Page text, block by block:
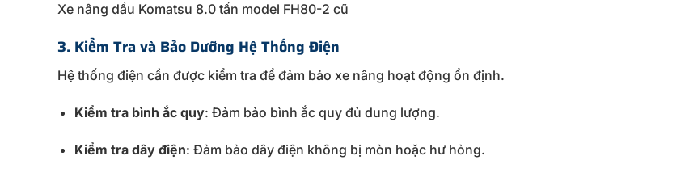
Xe nâng dầu Komatsu 8.0 tấn model FH80-2 cũ
3. Kiểm Tra và Bảo Dưỡng HệThống Điện
Hệ thống điện cần được kiểm tra để đảm bảo xe nâng hoạt động ổn định.
Kiểm tra bình ắc quy: Đảm bảo bình ắc quy đủ dung lượng.
Kiểm tra dây điện: Đảm bảo dây điện không bị mòn hoặc hư hỏng.